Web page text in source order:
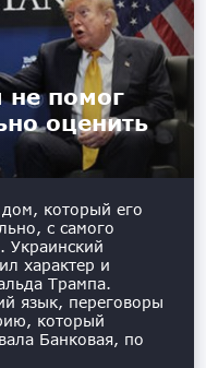
не помог
оценить
который его
с самого
Украинский
характер и
Трампа.
язык, переговоры
который
Банковая, по